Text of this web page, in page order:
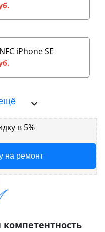
iPhone SE
в 5%
на ремонт